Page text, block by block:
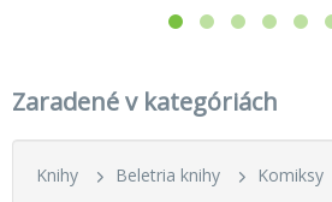
Zaradené v kategóriách
Knihy Beletria knihy Komiksy